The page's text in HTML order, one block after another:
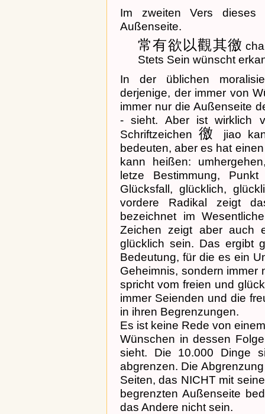
Im zweiten Vers
Außenseite.
常有欲以觀其徼
Stets Sein wünscht
In der üblichen
derjenige, der immer von
immer nur die Außenseite
- sieht. Aber ist wirklich
Schriftzeichen 徼
jiao
bedeuten, aber es hat
kann heißen:
letze Bestimmung,
Glücksfall, glücklich,
vordere Radikal zeigt
bezeichnet im
Zeichen zeigt aber auch
glücklich sein. Das ergibt
Bedeutung, für die es ein
Geheimnis, sondern immer
spricht vom freien und
immer Seienden und die
in ihren Begrenzungen.
Es ist keine Rede von
Wünschen in dessen
sieht. Die 10.000 Dinge
abgrenzen. Die
Seiten, das NICHT mit
begrenzten Außenseite
das Andere nicht sein.